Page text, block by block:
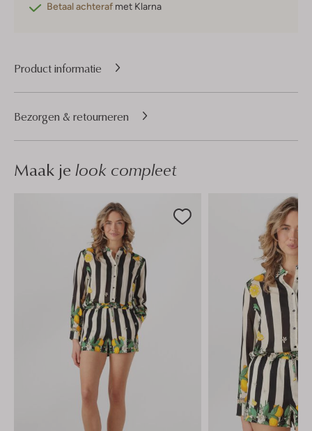
Betaal achteraf met Klarna
Product informatie
Bezorgen & retourneren
Maak je look compleet